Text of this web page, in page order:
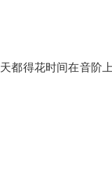
都得花时间在音阶